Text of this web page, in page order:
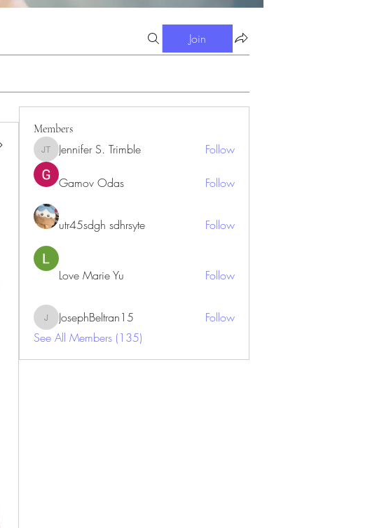
Join
Members
Jennifer S. Trimble
Jennifer S. Trimble Follow
Gamov Odas Follow
utr45sdgh sdhrsyte Follow
Love Marie Yu Follow
JosephBeltran15
JosephBeltran15
Follow
See All Members (135)